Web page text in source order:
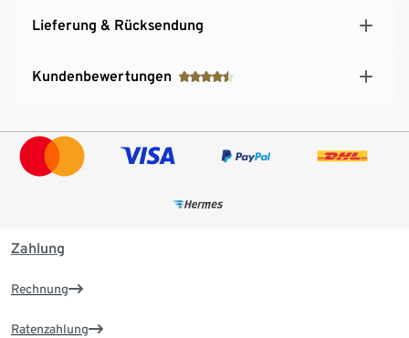
Lieferung & Rücksendung
Kundenbewertungen
Zahlung
Rechnung
Ratenzahlung